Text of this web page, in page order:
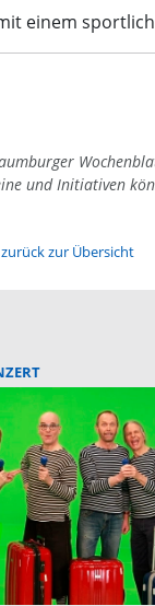
einem
und Initiativen
zurück zur Übersicht